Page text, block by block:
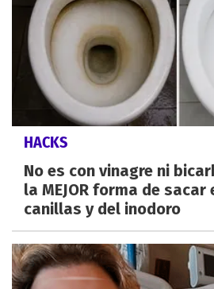
HACKS
No es con vinagre ni
la MEJOR forma de
canillas y del inodoro